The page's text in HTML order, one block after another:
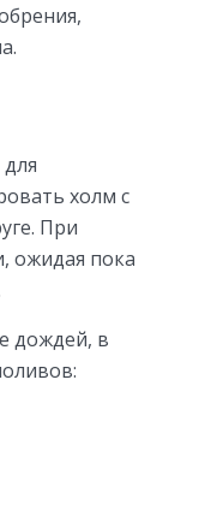
холм с
При
ожидая пока
дождей, в